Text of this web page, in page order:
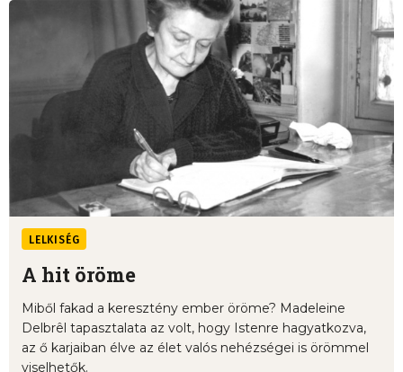
LELKISÉG
A hit öröme
Miből fakad a keresztény ember öröme? Madeleine
Delbrêl tapasztalata az volt, hogy Istenre hagyatkozva,
az ő karjaiban élve az élet valós nehézségei is örömmel
viselhetők.